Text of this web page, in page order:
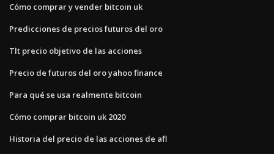
Cómo comprar y vender bitcoin uk
Predicciones de precios futuros del oro
Tlt precio objetivo de las acciones
Precio de futuros del oro yahoo finance
Para qué se usa realmente bitcoin
Cómo comprar bitcoin uk 2020
Historia del precio de las acciones de afl